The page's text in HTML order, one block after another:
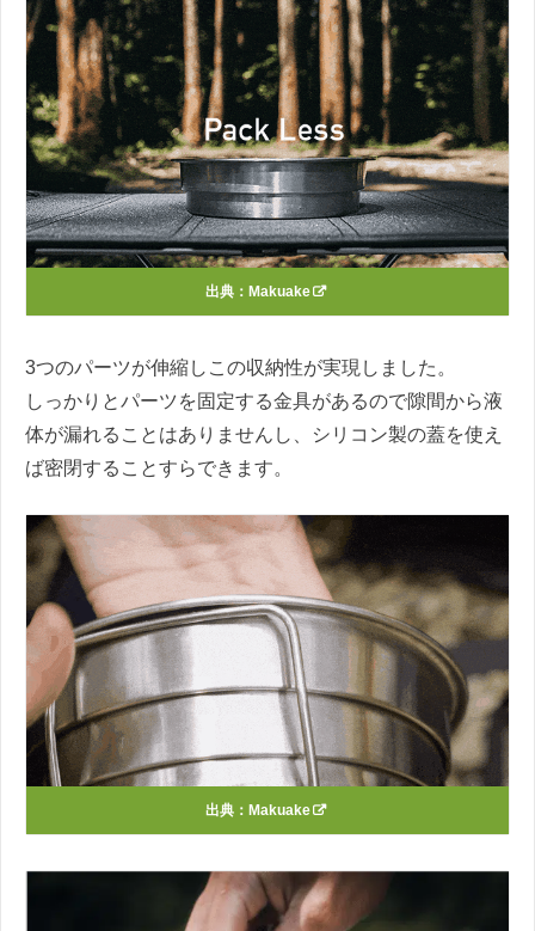
出典： Makuake
3つのパーツが伸縮しこの収納性が実現しました。
しっかりとパーツを固定する金具があるので隙間から液
体が漏れることはありませんし、シリコン製の蓋を使え
ば密閉することすらできます。
出典： Makuake